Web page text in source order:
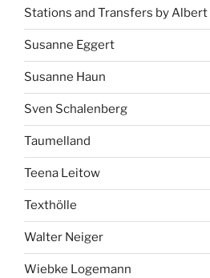
Stations and Transfers by
Susanne Eggert
Susanne Haun
Sven Schalenberg
Taumelland
Teena Leitow
Texthölle
Walter Neiger
Wiebke Logemann